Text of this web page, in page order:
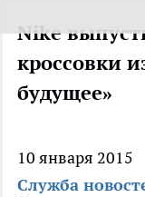
Nike
кроссовки
будущее»
10 января 2015
Служба